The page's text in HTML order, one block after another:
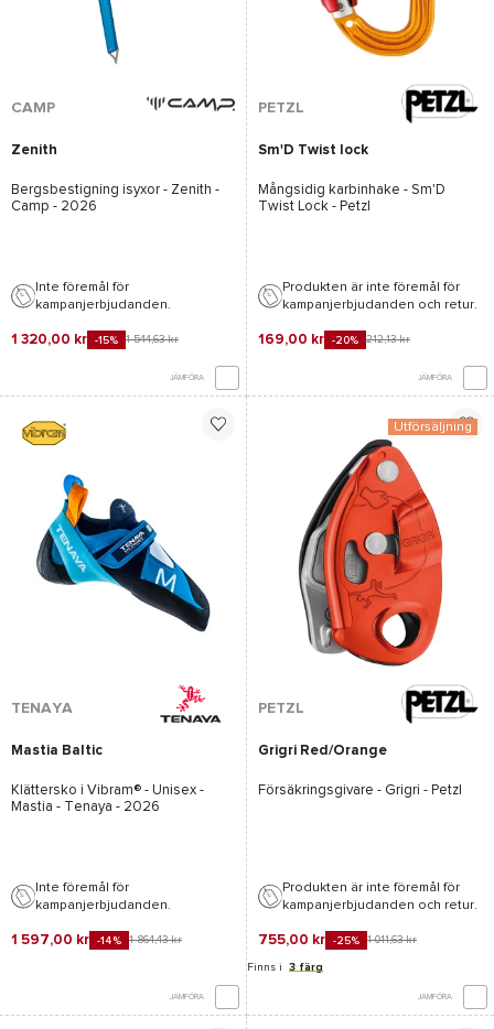
CAMP
Zenith
Bergsbestigning isyxor - Zenith -
Camp - 2026
Inte föremål för
kampanjerbjudanden.
1 320,00 kr -15% 1 544,63 kr
JÄMFÖRA
PETZL
Sm'D Twist lock
Mångsidig karbinhake - Sm'D
Twist Lock - Petzl
Produkten är inte föremål för
kampanjerbjudanden och retur.
169,00 kr -20% 212,13 kr
JÄMFÖRA
TENAYA
Mastia Baltic
Klättersko i Vibram® - Unisex -
Mastia - Tenaya - 2026
Inte föremål för
kampanjerbjudanden.
1 597,00 kr -14% 1 864,43 kr
JÄMFÖRA
Utförsäljning
PETZL
Grigri Red/Orange
Försäkringsgivare - Grigri - Petzl
Produkten är inte föremål för
kampanjerbjudanden och retur.
755,00 kr -25% 1 011,63 kr
Finns i 3 färg
JÄMFÖRA